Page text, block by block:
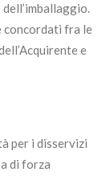
concordati fra le
e
per i disservizi
di forza